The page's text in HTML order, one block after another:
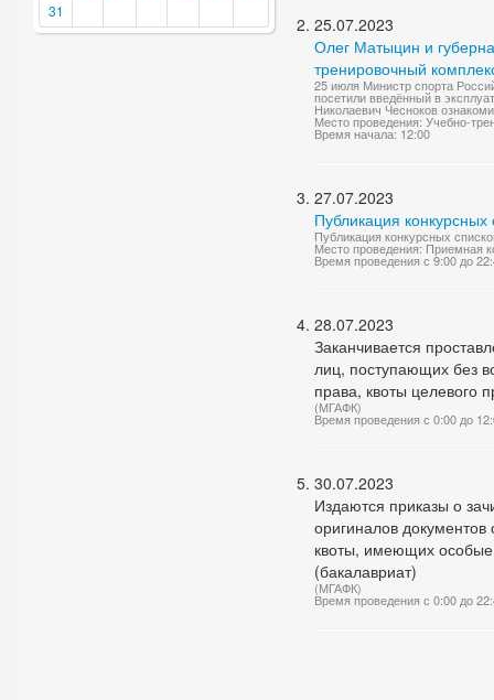
31
25.07.2023
Олег Матыцин и
тренировочный
25 июля Министр спорта
посетили введённый в
Николаевич Чесноков
Место проведения: Учебно-
Время начала: 12:00
27.07.2023
Публикация конкурсных
Публикация конкурсных
Место проведения: Приемная
Время проведения с 9:00 до
28.07.2023
Заканчивается
лиц, поступающих без
права, квоты целевого
(МГАФК)
Время проведения с 0:00 до
30.07.2023
Издаются приказы о
оригиналов
квоты, имеющих особые
(бакалавриат)
(МГАФК)
Время проведения с 0:00 до